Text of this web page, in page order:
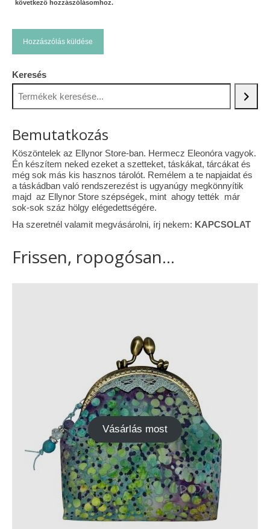
következő hozzászólásomhoz.
Keresés
Bemutatkozás
Köszöntelek az Ellynor Store-ban. Hermecz Eleonóra vagyok.
Én készítem neked ezeket a szetteket, táskákat, tárcákat és
még sok más kis hasznos tárolót. Remélem a te napjaidat és
a táskádban való rendszerezést is ugyanúgy megkönnyítik
majd az Ellynor Store szépségek, mint ahogy tették már
sok-sok száz hölgy elégedettségére.
Ha szeretnél valamit megvásárolni, írj nekem: KAPCSOLAT
Frissen, ropogósan...
Vásárlás most